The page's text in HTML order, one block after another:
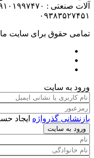
۰۹۳۸۳۵۲۷۴۵۱
تمامی حقوق برای سایت
ورود به سایت
بازنشانی گذرواژه ایجاد
ورود به سایت